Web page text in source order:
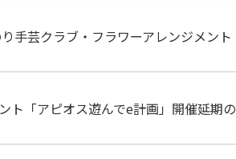
手芸クラブ・フラワーアレンジメント
ト「アピオス遊んでe計画」開催延期の